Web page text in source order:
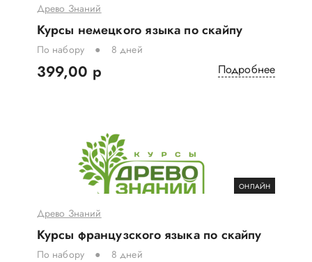
Древо Знаний
Курсы немецкого языка по скайпу
По набору 8 дней
399,00 р Подробнее
ОНЛАЙН
Древо Знаний
Курсы французского языка по скайпу
По набору 8 дней